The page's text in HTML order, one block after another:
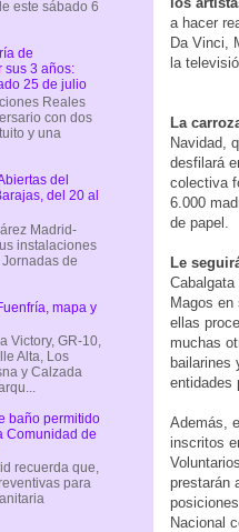
a hacer
Da Vinci,
la
La
Navidad,
desfilará
colectiva
6.000
de papel.
Le
Magos
ellas
muchas
bailarines
entidades
Además,
inscritos
prestarán
Nacional
este sábado 6
de
sus 3 años:
25 de julio
Reales
con dos
y una
del
del 20 al
Madrid-
instalaciones
de
mapa y
Victory, GR-10,
Alta, Los
y Calzada
baño permitido
Comunidad de
recuerda que,
para